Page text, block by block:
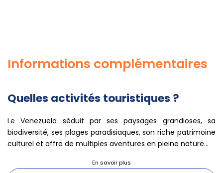
Informations complémentaires
Quelles activités touristiques ?
Le Venezuela séduit par ses paysages grandioses, sa
biodiversité, ses plages paradisiaques, son riche patrimoine
culturel et offre de multiples aventures en pleine nature...